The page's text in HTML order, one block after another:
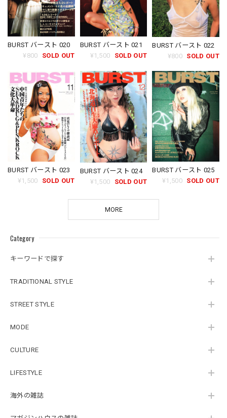
Category
キーワードで探す
TRADITIONAL STYLE
STREET STYLE
MODE
CULTURE
LIFESTYLE
海外の雑誌
BURST バースト 020
¥800
SOLD OUT
BURST バースト 021
¥1,500
SOLD OUT
BURST バースト 022
¥800 SOLD OUT
BURST バースト 023
¥1,500
SOLD OUT
BURST バースト 024
¥1,500
SOLD OUT
BURST バースト 025
¥1,500 SOLD OUT
MORE